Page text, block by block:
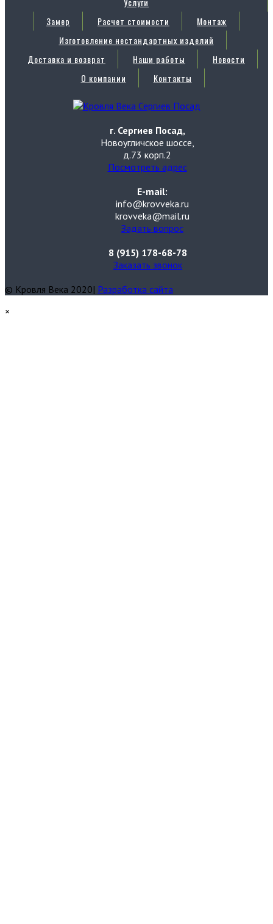
Замер
Расчет стоимости
Монтаж
Изготовление нестандартных изделий
Доставка и возврат
Наши работы
Новости
О компании
Контакты
г. Сергиев Посад,
Новоугличское шоссе,
д.73 корп.2
Посмотреть адрес
E-mail:
info@krovveka.ru
krovveka@mail.ru
Задать вопрос
8 (915) 178-68-78
Заказать звонок
© Кровля Века 2020| Разработка сайта
×